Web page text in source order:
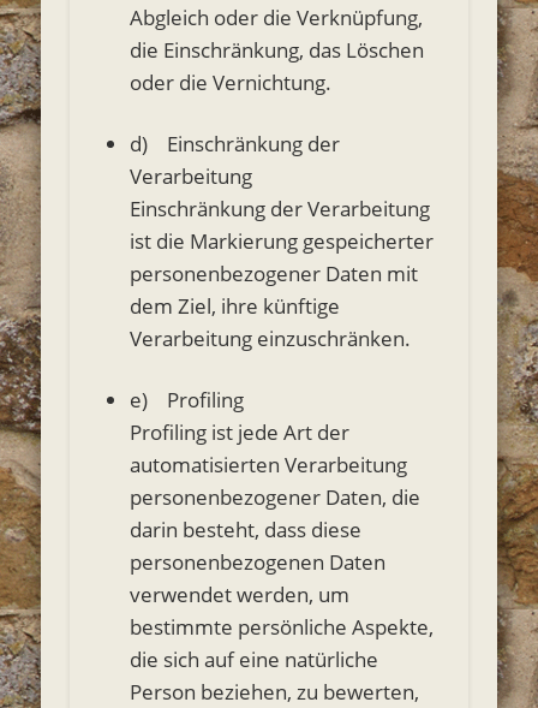
Abgleich oder die Verknüpfung,
die Einschränkung, das Löschen
oder die Vernichtung.
d) Einschränkung der
Verarbeitung
Einschränkung der Verarbeitung
ist die Markierung gespeicherter
personenbezogener Daten mit
dem Ziel, ihre künftige
Verarbeitung einzuschränken.
e) Profiling
Profiling ist jede Art der
automatisierten Verarbeitung
personenbezogener Daten, die
darin besteht, dass diese
personenbezogenen Daten
verwendet werden, um
bestimmte persönliche Aspekte,
die sich auf eine natürliche
Person beziehen, zu bewerten,